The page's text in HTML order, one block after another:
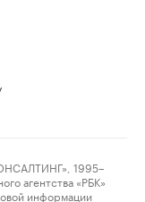
1995–
агентства «РБК»
информации